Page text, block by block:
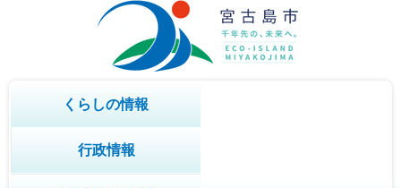
くらしの情報
行政情報